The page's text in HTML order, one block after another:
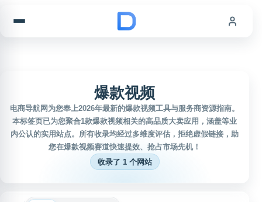
爆款视频
电商导航网为您奉上2026年最新的爆款视频工具与服务商资源指南。
本标签页已为您聚合1款爆款视频相关的高品质大卖应用，涵盖等业
内公认的实用站点。所有收录均经过多维度评估，拒绝虚假链接，助
您在爆款视频赛道快速提效、抢占市场先机！
收录了 1 个网站